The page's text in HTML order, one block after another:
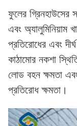
ফুলের গ্রিনহাউসের
এবং অ্যালুমিনিয়াম
প্রতিরোধের এবং
কাঠামোর নকশা
লোড বহন ক্ষমতা
প্রতিরোধ ক্ষমতা।